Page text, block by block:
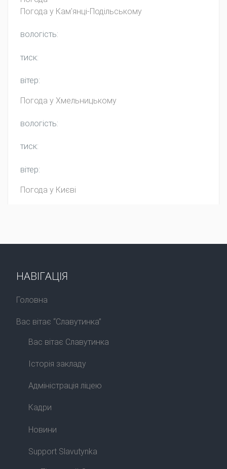
Погода у Кам'янці-Подільському
вологість:
тиск:
вітер:
Погода у Хмельницькому
вологість:
тиск:
вітер:
Погода у Києві
НАВІГАЦІЯ
Головна
Вас вітає “Славутинка”
Вас вітає Славутинка
Історія закладу
Адміністрація ліцею
Кадри
Новини
Support Slavutynka